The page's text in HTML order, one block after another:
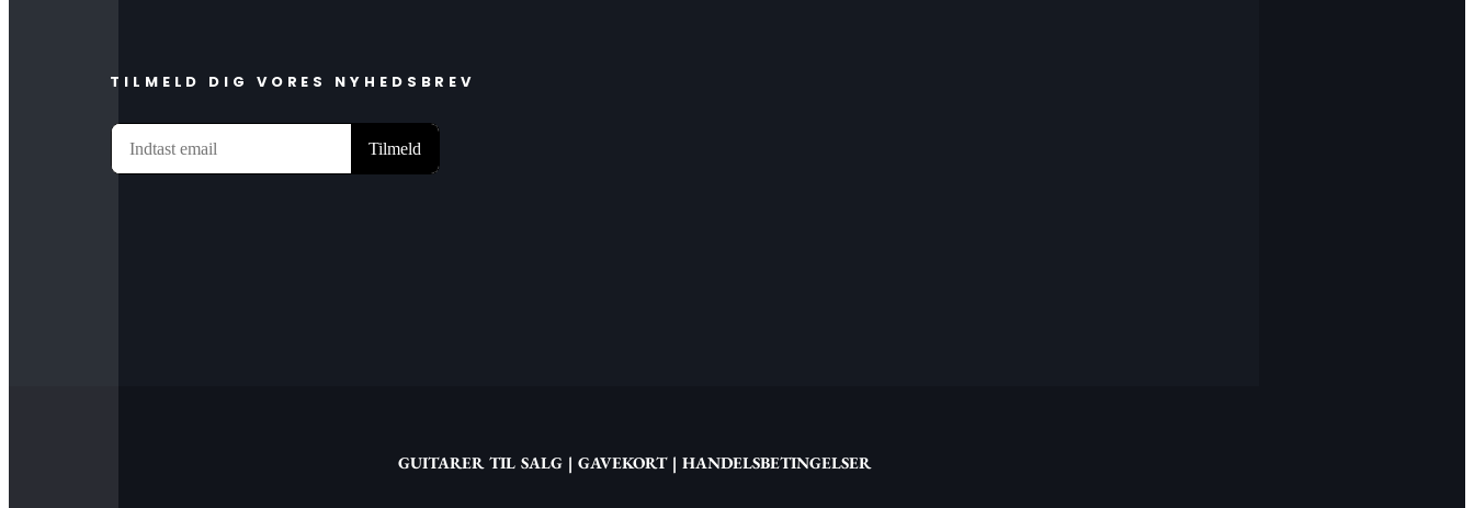
TILMELD DIG VORES NYHEDSBREV
GUITARER TIL SALG| GAVEKORT| HANDELSBETINGELSER